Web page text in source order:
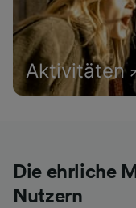
Aktivitäten
Die ehrliche
Nutzern